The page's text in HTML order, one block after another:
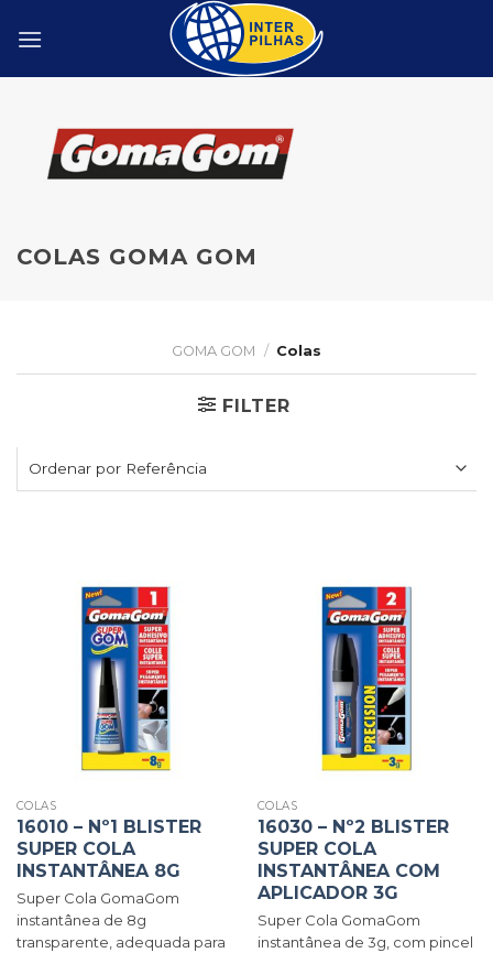
COLAS GOMA GOM
GOMA GOM / Colas
FILTER
COLAS
16010 – Nº1 BLISTER
SUPER COLA
INSTANTÂNEA 8G
Super Cola GomaGom
instantânea de 8g
transparente, adequada para
COLAS
16030 – Nº2 BLISTER
SUPER COLA
INSTANTÂNEA COM
APLICADOR 3G
Super Cola GomaGom
instantânea de 3g, com pincel